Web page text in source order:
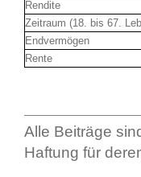
Rendite
Zeitraum (18. bis 67.
Endvermögen
Rente
Alle Beiträge
Haftung für